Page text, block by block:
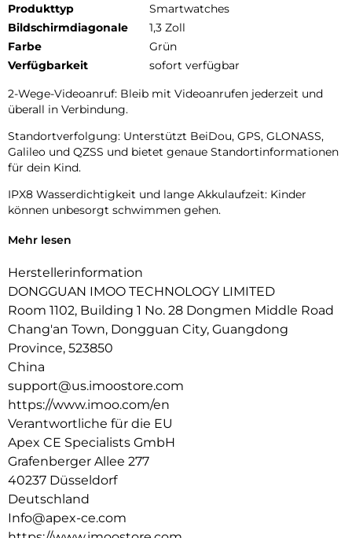
Produkttyp
Smartwatches
Bildschirmdiagonale
1,3 Zoll
Farbe
Grün
Verfügbarkeit
sofort verfügbar
2-Wege-Videoanruf: Bleib mit Videoanrufen jederzeit und
überall in Verbindung.
Standortverfolgung: Unterstützt BeiDou, GPS, GLONASS,
Galileo und QZSS und bietet genaue Standortinformationen
für dein Kind.
IPX8 Wasserdichtigkeit und lange Akkulaufzeit: Kinder
können unbesorgt schwimmen gehen.
Klassenmodus: Um zu verhindern, dass dein Kind während
festlegen.
Ablehnung unbekannter Anrufer: Schütze dein Kind, indem
du unbekannte Kontakte blockierst.
Mehrsprachige Unterstutzung: Verfugbar in Englisch,
Deutsch, Polnisch, Spanisch und Chinesisch.
Mehr lesen
Herstellerinformation
DONGGUAN IMOO TECHNOLOGY LIMITED
Room 1102, Building 1 No. 28 Dongmen Middle Road
Chang'an Town, Dongguan City, Guangdong
Province, 523850
China
support@us.imoostore.com
https://www.imoo.com/en
Verantwortliche für die EU
Apex CE Specialists GmbH
Grafenberger Allee 277
40237 Düsseldorf
Deutschland
Info@apex-ce.com